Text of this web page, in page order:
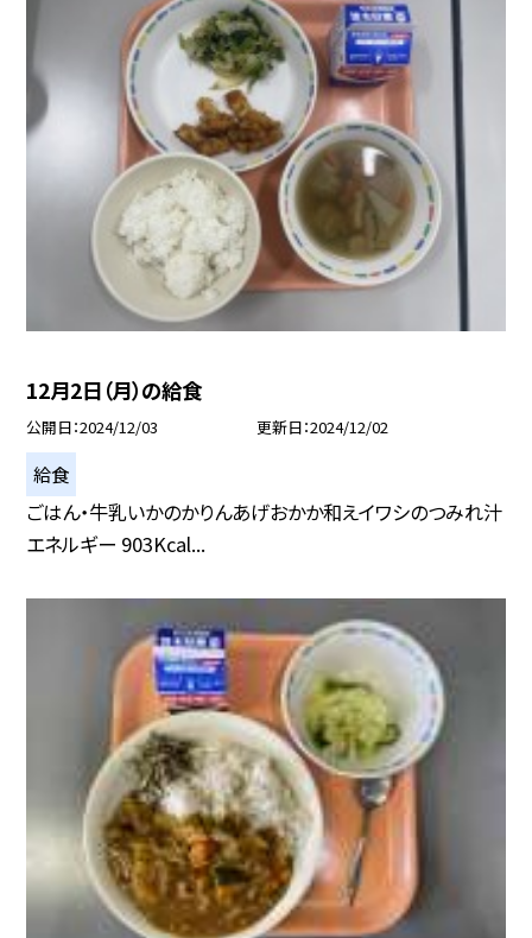
12月2日（月）の給食
公開日 2024/12/03 更新日 2024/12/02
給食
ごはん・牛乳いかのかりんあげおかか和えイワシのつみれ汁
エネルギー 903Kcal...